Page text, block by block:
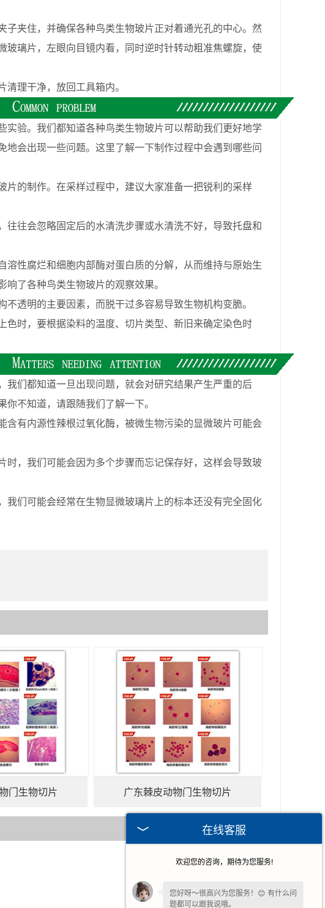
夹住，并确保各种鸟类生物玻片正对着通光孔的中心。然
璃片，左眼向目镜内看，同时逆时针转动粗准焦螺旋，使
理干净，放回工具箱内。
验。我们都知道各种鸟类生物玻片可以帮助我们更好地学
会出现一些问题。这里了解一下制作过程中会遇到哪些问
的制作。在采样过程中，建议大家准备一把锐利的采样
往会忽略固定后的水清洗步骤或水清洗不好，导致托盘和
性腐烂和细胞内部酶对蛋白质的分解，从而维持与原始生
了各种鸟类生物玻片的观察效果。
透明的主要因素，而脱干过多容易导致生物机构变脆。
时，要根据染料的温度、切片类型、新旧来确定染色时
们都知道一旦出现问题，就会对研究结果产生严重的后
不知道，请跟随我们了解一下。
有内源性辣根过氧化酶，被微生物污染的显微玻片可能会
，我们可能会因为多个步骤而忘记保存好，这样会导致玻
们可能会经常在生物显微玻璃片上的标本还没有完全固化
门生物切片 广东棘皮动物门生物切片
2026-08-06
在线客服
欢迎您的咨询，期待为您服务!
您好呀～很高兴为您服务！😊 有什么问
题都可以跟我说哦。